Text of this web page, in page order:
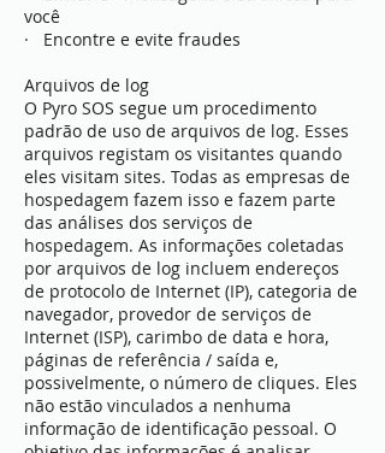
você
· Encontre e evite fraudes
Arquivos de log
O Pyro SOS segue um procedimento
padrão de uso de arquivos de log. Esses
arquivos registam os visitantes quando
eles visitam sites. Todas as empresas de
hospedagem fazem isso e fazem parte
das análises dos serviços de
hospedagem. As informações coletadas
por arquivos de log incluem endereços
de protocolo de Internet (IP), categoria de
navegador, provedor de serviços de
Internet (ISP), carimbo de data e hora,
páginas de referência / saída e,
possivelmente, o número de cliques. Eles
não estão vinculados a nenhuma
informação de identificação pessoal. O